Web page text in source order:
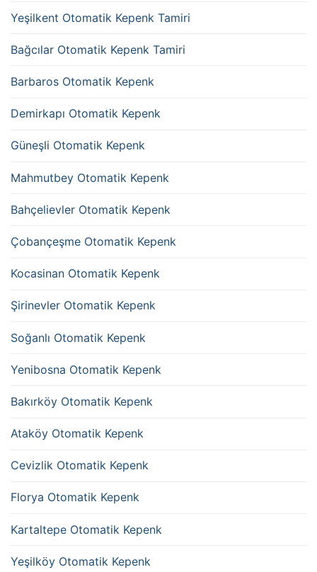
Yeşilkent Otomatik Kepenk Tamiri
Bağcılar Otomatik Kepenk Tamiri
Barbaros Otomatik Kepenk
Demirkapı Otomatik Kepenk
Güneşli Otomatik Kepenk
Mahmutbey Otomatik Kepenk
Bahçelievler Otomatik Kepenk
Çobançeşme Otomatik Kepenk
Kocasinan Otomatik Kepenk
Şirinevler Otomatik Kepenk
Soğanlı Otomatik Kepenk
Yenibosna Otomatik Kepenk
Bakırköy Otomatik Kepenk
Ataköy Otomatik Kepenk
Cevizlik Otomatik Kepenk
Florya Otomatik Kepenk
Kartaltepe Otomatik Kepenk
Yeşilköy Otomatik Kepenk